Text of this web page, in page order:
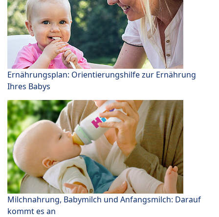
Ernährungsplan: Orientierungshilfe zur Ernährung
Ihres Babys
Milchnahrung, Babymilch und Anfangsmilch: Darauf
kommt es an